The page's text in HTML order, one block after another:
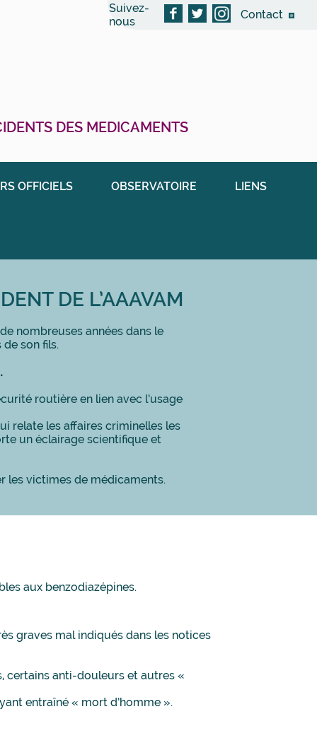
Suivez-
nous
Contact
DES MEDICAMENTS
OFFICIELS OBSERVATOIRE LIENS
DE L’AAAVAM
nombreuses années dans le
son fils.
routière en lien avec l’usage
relate les affaires criminelles les
un éclairage scientifique et
les victimes de médicaments.
aux benzodiazépines.
graves mal indiqués dans les notices
certains anti-douleurs et autres «
entraîné « mort d’homme ».